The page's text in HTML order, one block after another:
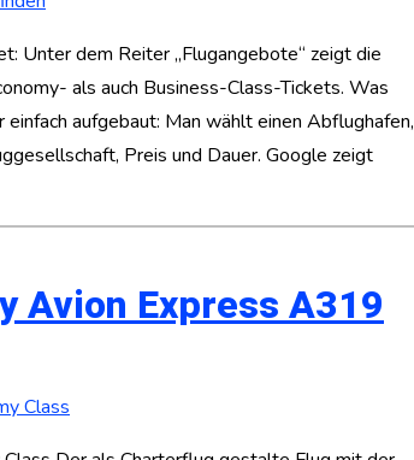
Unter dem Reiter „Flugangebote“ zeigt die
als auch Business-Class-Tickets. Was
aufgebaut: Man wählt einen Abflughafen,
Preis und Dauer. Google zeigt
Avion Express A319